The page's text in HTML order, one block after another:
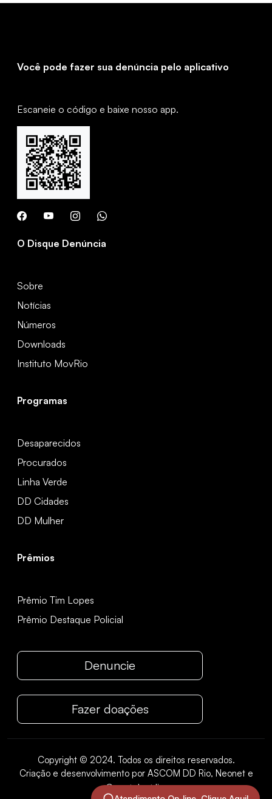
Você pode fazer sua denúncia pelo aplicativo
Escaneie o código e baixe nosso app.
O Disque Denúncia
Sobre
Notícias
Números
Downloads
Instituto MovRio
Programas
Desaparecidos
Procurados
Linha Verde
DD Cidades
DD Mulher
Prêmios
Prêmio Tim Lopes
Prêmio Destaque Policial
Denuncie
Fazer doações
Copyright © 2024. Todos os direitos reservados.
Criação e desenvolvimento por ASCOM DD Rio, Neonet e
Carretel mídia.